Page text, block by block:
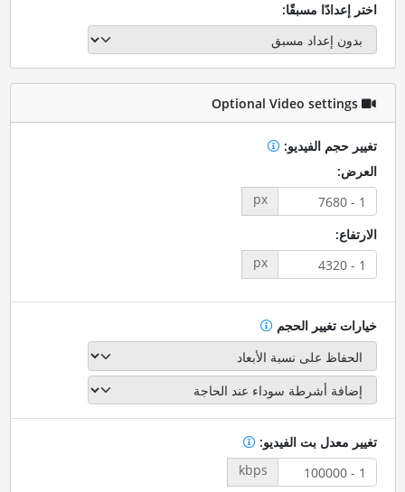
اختر إعدادًا مسبقًا:
Optional Video settings
تغيير حجم الفيديو:
العرض:
px
الارتفاع:
px
خيارات تغيير الحجم
تغيير معدل بت الفيديو:
kbps